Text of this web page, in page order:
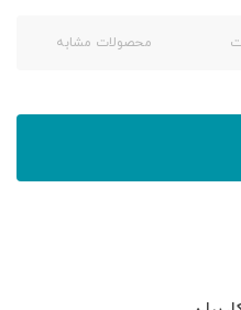
محصولات مشابه